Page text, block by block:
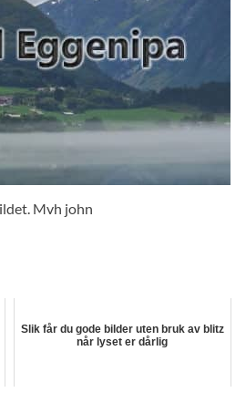
Mvh john
Slik får du gode bilder uten bruk av blitz
når lyset er dårlig